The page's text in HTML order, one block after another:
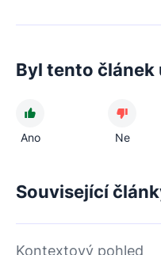
Byl tento článek
Ano Ne
Související
Kontextový pohled